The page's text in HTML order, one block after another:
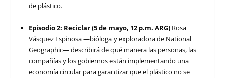
de plástico.
Episodio 2: Reciclar (5 de mayo, 12 p.m. ARG) Rosa
Vásquez Espinosa —bióloga y exploradora de National
Geographic— describirá de qué manera las personas, las
compañías y los gobiernos están implementando una
economía circular para garantizar que el plástico no se